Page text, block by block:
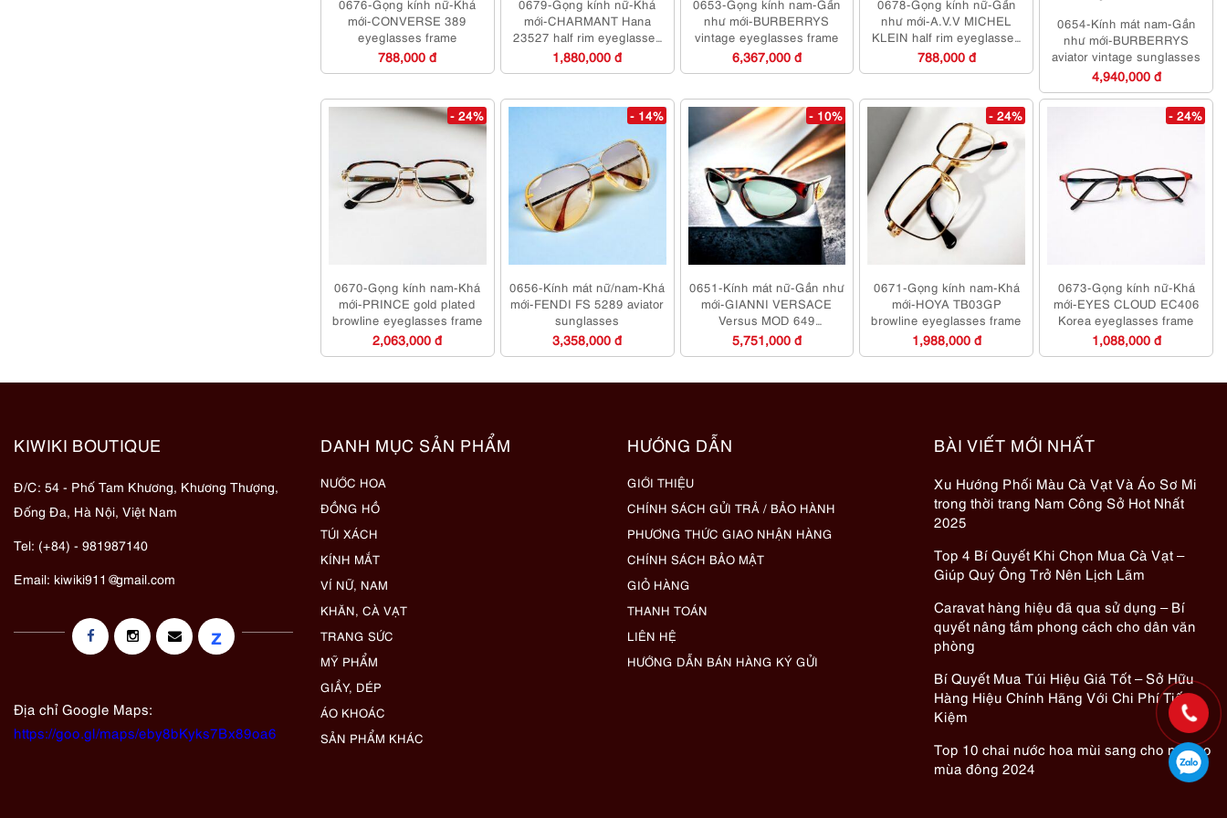
0676-Gọng kính nữ-Khá
mới-CONVERSE 389
eyeglasses frame
788,000 đ
0679-Gọng kính nữ-Khá
mới-CHARMANT Hana
23527 half rim eyeglasses
frame
1,880,000 đ
0653-Gọng kính nam-Gần
như mới-BURBERRYS
vintage eyeglasses frame
6,367,000 đ
0678-Gọng kính nữ-Gần
như mới-A.V.V MICHEL
KLEIN half rim eyeglasses
frame
788,000 đ
0654-Kính mát nam-Gần
như mới-BURBERRYS
aviator vintage sunglasses
4,940,000 đ
- 24%
0670-Gọng kính nam-Khá
mới-PRINCE gold plated
browline eyeglasses frame
2,063,000 đ
- 14%
0656-Kính mát nữ/nam-Khá
mới-FENDI FS 5289 aviator
sunglasses
3,358,000 đ
- 10%
0651-Kính mát nữ-Gần như
mới-GIANNI VERSACE
Versus MOD 649
sunglasses
5,751,000 đ
- 24%
0671-Gọng kính nam-Khá
mới-HOYA TB03GP
browline eyeglasses frame
1,988,000 đ
- 24%
0673-Gọng kính nữ-Khá
mới-EYES CLOUD EC406
Korea eyeglasses frame
1,088,000 đ
KIWIKI BOUTIQUE
Đ/C: 54 - Phố Tam Khương, Khương Thượng,
Đống Đa, Hà Nội, Việt Nam
Tel: (+84) - 981987140
Email: kiwiki911@gmail.com
z
Địa chỉ Google Maps:
https://goo.gl/maps/eby8bKyks7Bx89oa6
DANH MỤC SẢN PHẨM
NƯỚC HOA
ĐỒNG HỒ
TÚI XÁCH
KÍNH MẮT
VÍ NỮ, NAM
KHĂN, CÀ VẠT
TRANG SỨC
MỸ PHẨM
GIẦY, DÉP
ÁO KHOÁC
SẢN PHẨM KHÁC
HƯỚNG DẪN
GIỚI THIỆU
CHÍNH SÁCH GỬI TRẢ / BẢO HÀNH
PHƯƠNG THỨC GIAO NHẬN HÀNG
CHÍNH SÁCH BẢO MẬT
GIỎ HÀNG
THANH TOÁN
LIÊN HỆ
HƯỚNG DẪN BÁN HÀNG KÝ GỬI
BÀI VIẾT MỚI NHẤT
Xu Hướng Phối Màu Cà Vạt Và Áo Sơ Mi
trong thời trang Nam Công Sở Hot Nhất
2025
Top 4 Bí Quyết Khi Chọn Mua Cà Vạt –
Giúp Quý Ông Trở Nên Lịch Lãm
Caravat hàng hiệu đã qua sử dụng – Bí
quyết nâng tầm phong cách cho dân văn
phòng
Bí Quyết Mua Túi Hiệu Giá Tốt – Sở Hữu
Hàng Hiệu Chính Hãng Với Chi Phí Tiết
Kiệm
Top 10 chai nước hoa mùi sang cho nữ cho
mùa đông 2024